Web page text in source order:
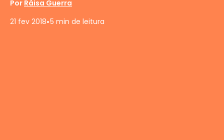
Por Ráisa Guerra
21 fev 2018•5 min de leitura